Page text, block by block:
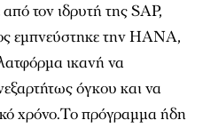
τον ιδρυτή της SAP,
εµπνεύστηκε την HANA,
ικανή να
όγκου και να
χρόνο.Το πρόγραµµα ήδη